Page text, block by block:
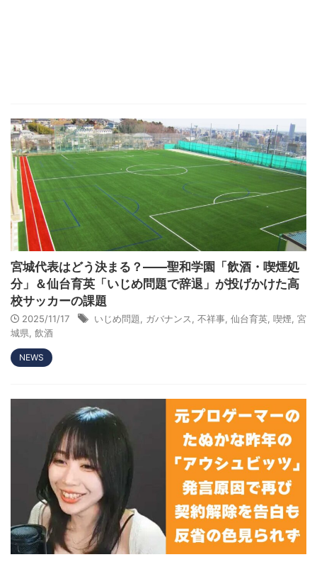
宮城代表はどう決まる？――聖和学園「飲酒・喫煙処
分」＆仙台育英「いじめ問題で辞退」が投げかけた高
校サッカーの課題
2025/11/17 いじめ問題 ガバナンス 不祥事 仙台育英 喫煙 宮
城県 飲酒
NEWS